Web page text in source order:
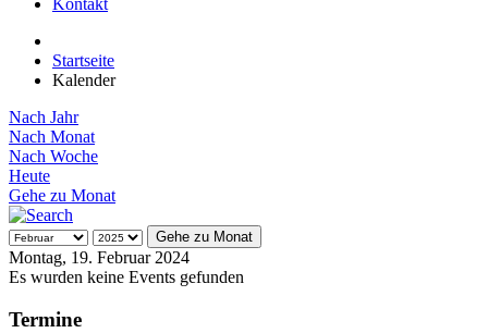
Kontakt
Startseite
Kalender
Nach Jahr
Nach Monat
Nach Woche
Heute
Gehe zu Monat
Gehe zu Monat
Montag, 19. Februar 2024
Es wurden keine Events gefunden
Termine